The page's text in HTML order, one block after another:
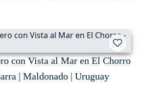
con Vista al Mar en El Chorro
| Maldonado | Uruguay